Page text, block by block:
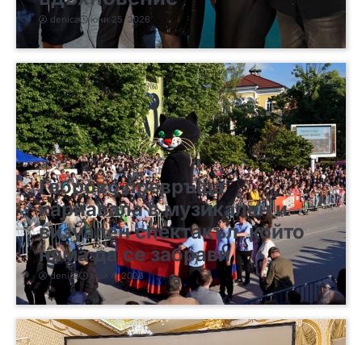
denica юни 25, 2026
Габрово превръща
карнавала в музикален и
визуален спектакъл, който
няма да се забрави
denica май 4, 2026